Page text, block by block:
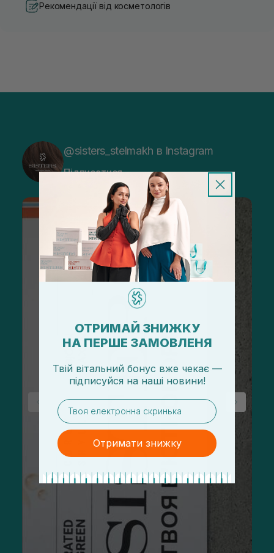
Рекомендації від косметологів
@sisters_stelmakh в Instagram
Підписатися
ОТРИМАЙ ЗНИЖКУ
НА ПЕРШЕ ЗАМОВЛЕНЯ
Твій вітальний бонус вже чекає —
підписуйся на наші новини!
email
Отримати знижку